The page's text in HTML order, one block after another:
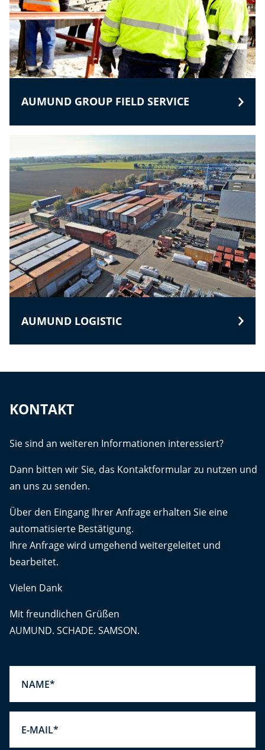
AUMUND GROUP FIELD SERVICE
AUMUND LOGISTIC
KONTAKT
Sie sind an weiteren Informationen interessiert?
Dann bitten wir Sie, das Kontaktformular zu nutzen und
an uns zu senden.
Über den Eingang Ihrer Anfrage erhalten Sie eine
automatisierte Bestätigung.
Ihre Anfrage wird umgehend weitergeleitet und
bearbeitet.
Vielen Dank
Mit freundlichen Grüßen
AUMUND. SCHADE. SAMSON.